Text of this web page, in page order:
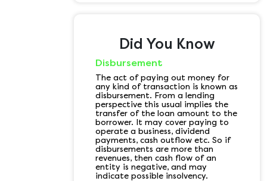
Did You Know
Disbursement
The act of paying out money for
any kind of transaction is known as
disbursement. From a lending
perspective this usual implies the
transfer of the loan amount to the
borrower. It may cover paying to
operate a business, dividend
payments, cash outflow etc. So if
disbursements are more than
revenues, then cash flow of an
entity is negative, and may
indicate possible insolvency.